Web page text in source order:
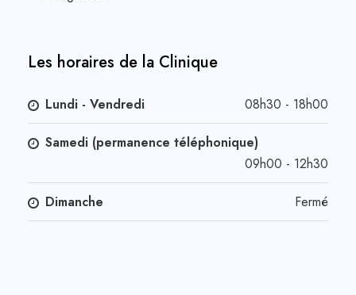
Les horaires de la Clinique
Lundi - Vendredi 08h30 - 18h00
Samedi (permanence téléphonique)
09h00 - 12h30
Dimanche Fermé